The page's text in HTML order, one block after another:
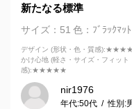
新たなる標準
サイズ：51 色：ﾌﾞﾗｯｸﾏｯﾄ
デザイン (形状・色・質感)
かけ心地 (軽さ・サイズ・フィット
感):★★★★★
nir1976
年代:50代 性別: